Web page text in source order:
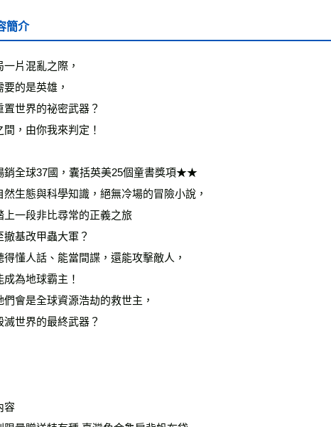
海外叢書運費
簡介
一片混亂之際，
要的是英雄，
置世界的祕密武器？
間，由你我來判定！
全球37國，囊括英美25個童書獎項★★
然生態與科學知識，絕無冷場的冒險小說，
上一段非比尋常的正義之旅
撤基改甲蟲大軍？
得懂人話、能當間諜，還能攻擊敵人，
成為地球霸主！
們會是全球資源浩劫的救世主，
滅世界的最終武器？
容